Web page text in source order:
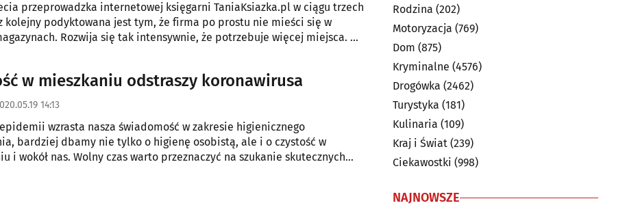
przeprowadzka internetowej księgarni TaniaKsiazka.pl w ciągu trzech
kolejny podyktowana jest tym, że firma po prostu nie mieści się w
Rozwija się tak intensywnie, że potrzebuje więcej miejsca. Od
w mieszkaniu odstraszy koronawirusa
14:13
wzrasta nasza świadomość w zakresie higienicznego
bardziej dbamy nie tylko o higienę osobistą, ale i o czystość w
i wokół nas. Wolny czas warto przeznaczyć na szukanie skutecznych
Rodzina (202)
Motoryzacja (769)
Dom (875)
Kryminalne (4576)
Drogówka (2462)
Turystyka (181)
Kulinaria (109)
Kraj i Świat (239)
Ciekawostki (998)
NAJNOWSZE